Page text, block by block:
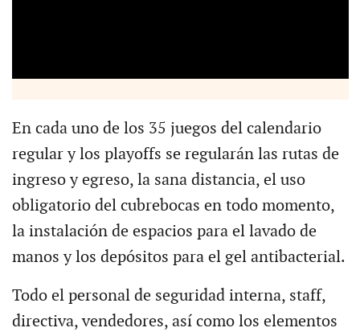
En cada uno de los 35 juegos del calendario
regular y los playoffs se regularán las rutas de
ingreso y egreso, la sana distancia, el uso
obligatorio del cubrebocas en todo momento,
la instalación de espacios para el lavado de
manos y los depósitos para el gel antibacterial.
Todo el personal de seguridad interna, staff,
directiva, vendedores, así como los elementos